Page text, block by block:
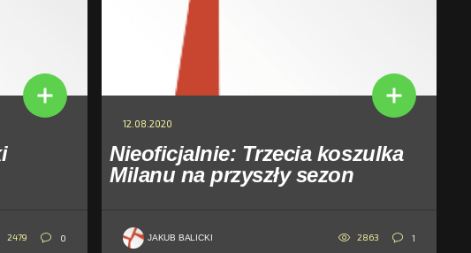
2479 0
12.08.2020
Nieoficjalnie: Trzecia koszulka
Milanu na przyszły sezon
JAKUB BALICKI 2863 1